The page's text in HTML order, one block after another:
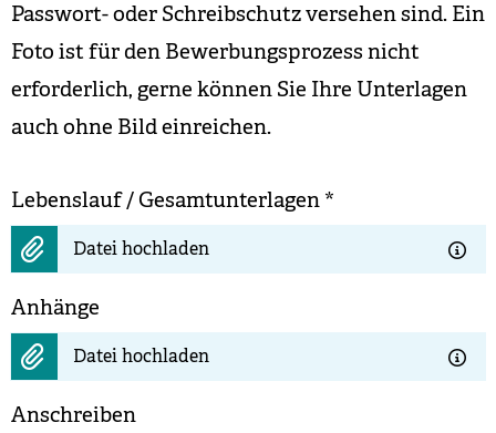
Passwort- oder Schreibschutz versehen sind. Ein
Foto ist für den Bewerbungsprozess nicht
erforderlich, gerne können Sie Ihre Unterlagen
auch ohne Bild einreichen.
Lebenslauf / Gesamtunterlagen *
Datei hochladen
Anhänge
Datei hochladen
Anschreiben